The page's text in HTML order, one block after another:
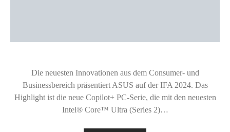
Die neuesten Innovationen aus dem Consumer- und
Businessbereich präsentiert ASUS auf der IFA 2024. Das
Highlight ist die neue Copilot+ PC-Serie, die mit den neuesten
Intel® Core™ Ultra (Series 2)…